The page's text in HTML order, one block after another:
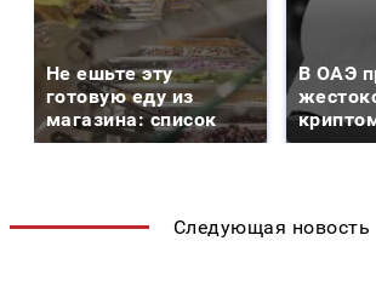
Не ешьте эту
готовую еду из
магазина: список
В ОАЭ
Следующая новость